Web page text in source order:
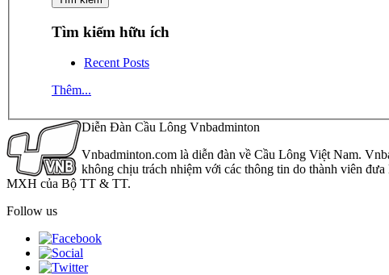
Tìm kiếm hữu ích
Recent Posts
Thêm...
Diễn Đàn Cầu Lông Vnbadminton
Vnbadminton.com là diễn đàn về Cầu Lông Việt Nam.
không chịu trách nhiệm với các thông tin do thành viên
MXH của Bộ TT & TT.
Follow us